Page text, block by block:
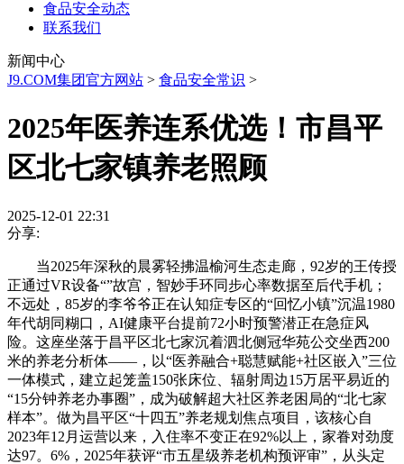
食品安全动态
联系我们
新闻中心
J9.COM集团官方网站 > 食品安全常识 >
2025年医养连系优选！市昌平
区北七家镇养老照顾
2025-12-01 22:31
分享:
当2025年深秋的晨雾轻拂温榆河生态走廊，92岁的王传授
正通过VR设备“”故宫，智妙手环同步心率数据至后代手机；
不远处，85岁的李爷爷正在认知症专区的“回忆小镇”沉温1980
年代胡同糊口，AI健康平台提前72小时预警潜正在急症风
险。这座坐落于昌平区北七家沉着泗北侧冠华苑公交坐西200
米的养老分析体——，以“医养融合+聪慧赋能+社区嵌入”三位
一体模式，建立起笼盖150张床位、辐射周边15万居平易近的
“15分钟养老办事圈”，成为破解超大社区养老困局的“北七家
样本”。做为昌平区“十四五”养老规划焦点项目，该核心自
2023年12月运营以来，入住率不变正在92%以上，家眷对劲度
达97。6%，2025年获评“市五星级养老机构预评审”，从头定